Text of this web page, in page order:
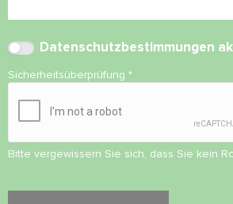
Datenschutzbestimmungen
Sicherheitsüberprüfung *
Bitte vergewissern Sie sich, dass Sie kein